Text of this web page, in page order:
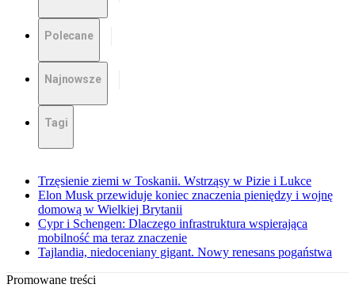
Polecane
Najnowsze
Tagi
Trzęsienie ziemi w Toskanii. Wstrząsy w Pizie i Lukce
Elon Musk przewiduje koniec znaczenia pieniędzy i wojnę
domową w Wielkiej Brytanii
Cypr i Schengen: Dlaczego infrastruktura wspierająca
mobilność ma teraz znaczenie
Tajlandia, niedoceniany gigant. Nowy renesans pogaństwa
Promowane treści